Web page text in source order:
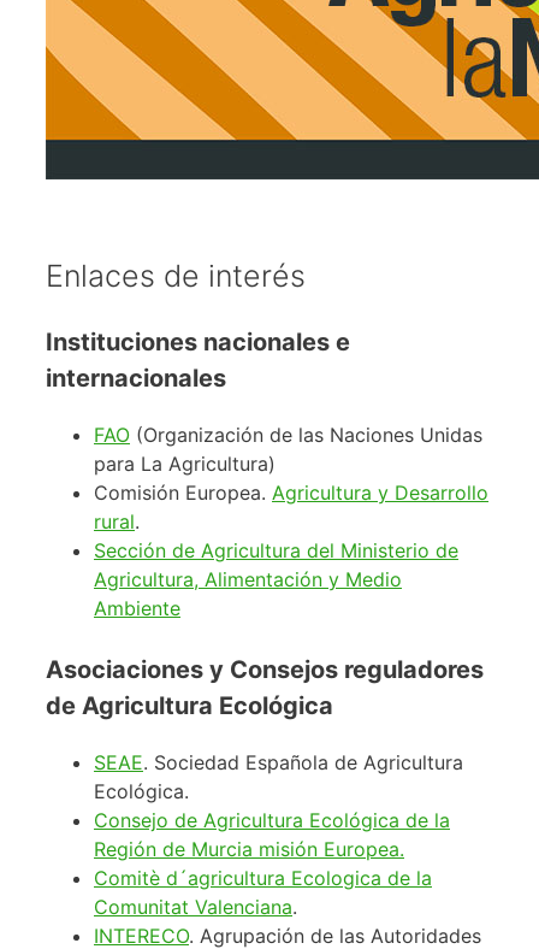
Enlaces de interés
Instituciones nacionales e
internacionales
FAO (Organización de las Naciones Unidas
para La Agricultura)
Comisión Europea. Agricultura y Desarrollo
rural.
Sección de Agricultura del Ministerio de
Agricultura, Alimentación y Medio
Ambiente
Asociaciones y Consejos reguladores
de Agricultura Ecológica
SEAE. Sociedad Española de Agricultura
Ecológica.
Consejo de Agricultura Ecológica de la
Región de Murcia misión Europea.
Comitè d´agricultura Ecologica de la
Comunitat Valenciana.
INTERECO. Agrupación de las Autoridades